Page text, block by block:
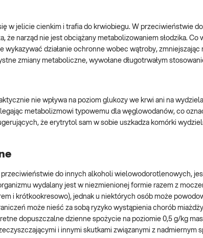
w jelicie cienkim i trafia do krwiobiegu. W przeciwieństwie
że narząd nie jest obciążany metabolizowaniem słodzika.
wykazywać działanie ochronne wobec wątroby,
zmiany metaboliczne, wywołane długotrwałym
nie wpływa na poziom glukozy we krwi ani na
metabolizmowi typowemu dla węglowodanów, co
że erytrytol sam w sobie uszkadza komórki
do innych alkoholi wielowodorotlenowych,
wydalany jest w niezmienionej formie razem z
i krótkookresowo), jednak u niektórych osób może
może nieść za sobą ryzyko wystąpienia chorób
dopuszczalne dzienne spożycie na poziomie 0,5 g/kg
i innymi skutkami związanymi z nadmiernym